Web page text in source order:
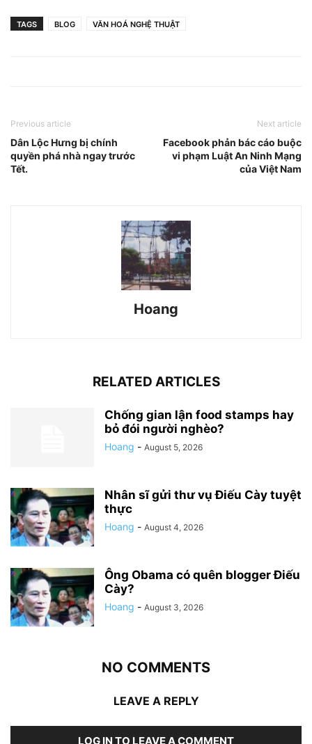
TAGS BLOG VĂN HOÁ NGHỆ THUẬT
Previous article
Dân Lộc Hưng bị chính
quyền phá nhà ngay trước
Tết.
Next article
Facebook phản bác cáo buộc
vi phạm Luật An Ninh Mạng
của Việt Nam
Hoang
RELATED ARTICLES
Chống gian lận food stamps hay
bỏ đói người nghèo?
Hoang - August 5, 2026
Nhân sĩ gửi thư vụ Điếu Cày tuyệt
thực
Hoang - August 4, 2026
Ông Obama có quên blogger Điếu
Cày?
Hoang - August 3, 2026
NO COMMENTS
LEAVE A REPLY
LOG IN TO LEAVE A COMMENT